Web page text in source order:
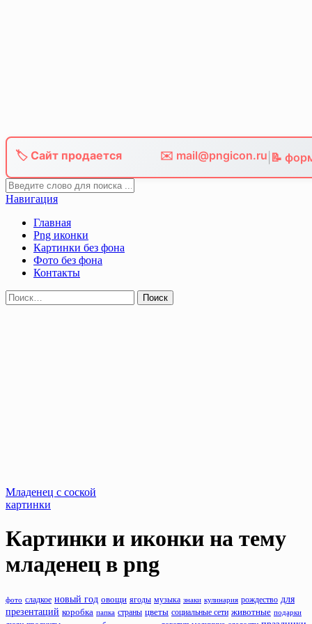
🏷️ Сайт продается ✉️ mail@pngicon.ru 📝
Навигация
Главная
Png иконки
Картинки без фона
Фото без фона
Контакты
Найти:
Младенец с соской
картинки
Картинки и иконки на тему
младенец в png
фото сладкое новый год овощи ягоды музыка знаки кулинария рождество для
презентаций коробка папка страны цветы социальные сети животные подарки